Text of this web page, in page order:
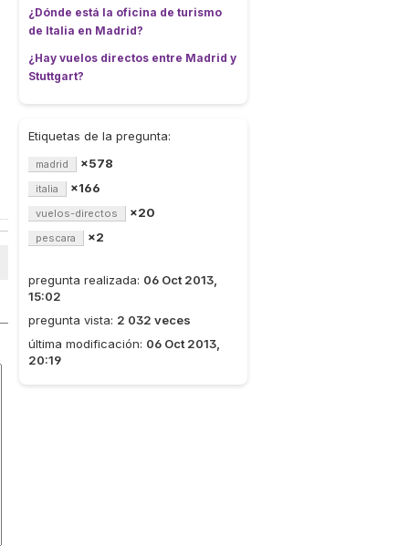
¿Dónde está la oficina de turismo
de Italia en Madrid?
¿Hay vuelos directos entre Madrid y
Stuttgart?
Etiquetas de la pregunta:
madrid ×578
italia ×166
vuelos-directos ×20
pescara ×2
pregunta realizada: 06 Oct 2013,
15:02
pregunta vista: 2 032 veces
última modificación: 06 Oct 2013,
20:19